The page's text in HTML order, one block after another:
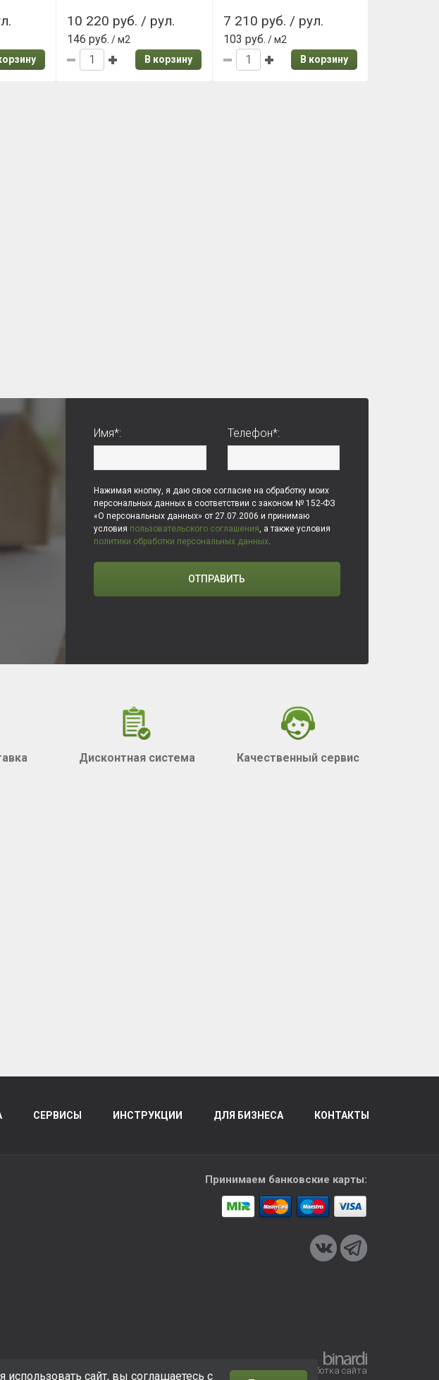
10 220 руб. / рул.
146 руб. / м2
В корзину
7 210 руб. / рул.
103 руб. / м2
В корзину
Имя*: Телефон*:
Нажимая кнопку, я даю свое согласие на обработку моих
персональных данных в соответствии с законом № 152-ФЗ
«О персональных данных» от 27.07.2006 и принимаю
условия пользовательского соглашения, а также условия
политики обработки персональных данных.
ОТПРАВИТЬ
Дисконтная система Качественный сервис
СЕРВИСЫ ИНСТРУКЦИИ ДЛЯ БИЗНЕСА КОНТАКТЫ
Принимаем банковские карты:
Разработка сайта
сайт, вы соглашаетесь с